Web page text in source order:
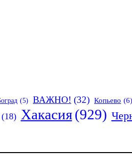
(5) ВАЖНО! (32) Копьево (6)
(18) Хакасия (929)